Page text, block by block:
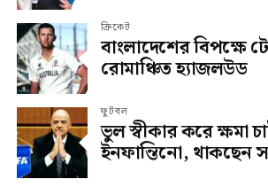
ক্রিকেট
বাংলাদেশের বিপক্ষে
রোমাঞ্চিত হ্যাজলউড
ফুটবল
ভুল স্বীকার করে ক্ষমা
ইনফান্তিনো, থাকছেন